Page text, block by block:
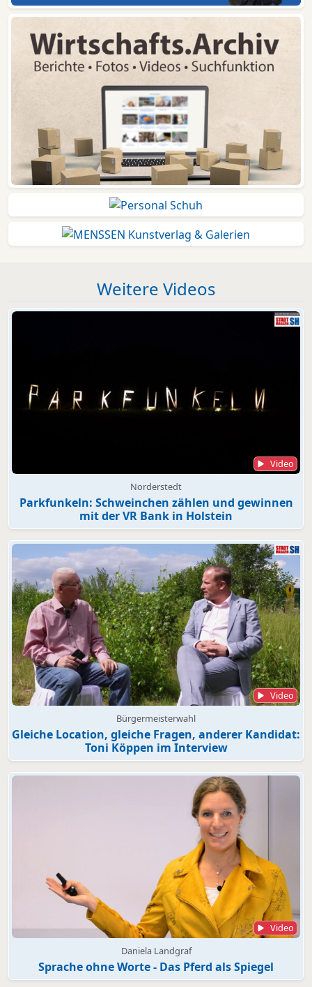
Weitere Videos
Video
Norderstedt
Parkfunkeln: Schweinchen zählen und gewinnen
mit der VR Bank in Holstein
Video
Bürgermeisterwahl
Gleiche Location, gleiche Fragen, anderer Kandidat:
Toni Köppen im Interview
Video
Daniela Landgraf
Sprache ohne Worte - Das Pferd als Spiegel